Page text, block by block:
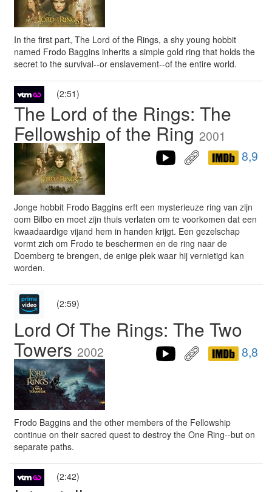
In the first part, The Lord of the Rings, a shy young hobbit
named Frodo Baggins inherits a simple gold ring that holds the
secret to the survival--or enslavement--of the entire world.
(2:51)
The Lord of the Rings: The
Fellowship of the Ring 2001
8,9
Jonge hobbit Frodo Baggins erft een mysterieuze ring van zijn
oom Bilbo en moet zijn thuis verlaten om te voorkomen dat een
kwaadaardige vijand hem in handen krijgt. Een gezelschap
vormt zich om Frodo te beschermen en de ring naar de
Doemberg te brengen, de enige plek waar hij vernietigd kan
worden.
(2:59)
Lord Of The Rings: The Two
Towers 2002 8,8
Frodo Baggins and the other members of the Fellowship
continue on their sacred quest to destroy the One Ring--but on
separate paths.
(2:42)